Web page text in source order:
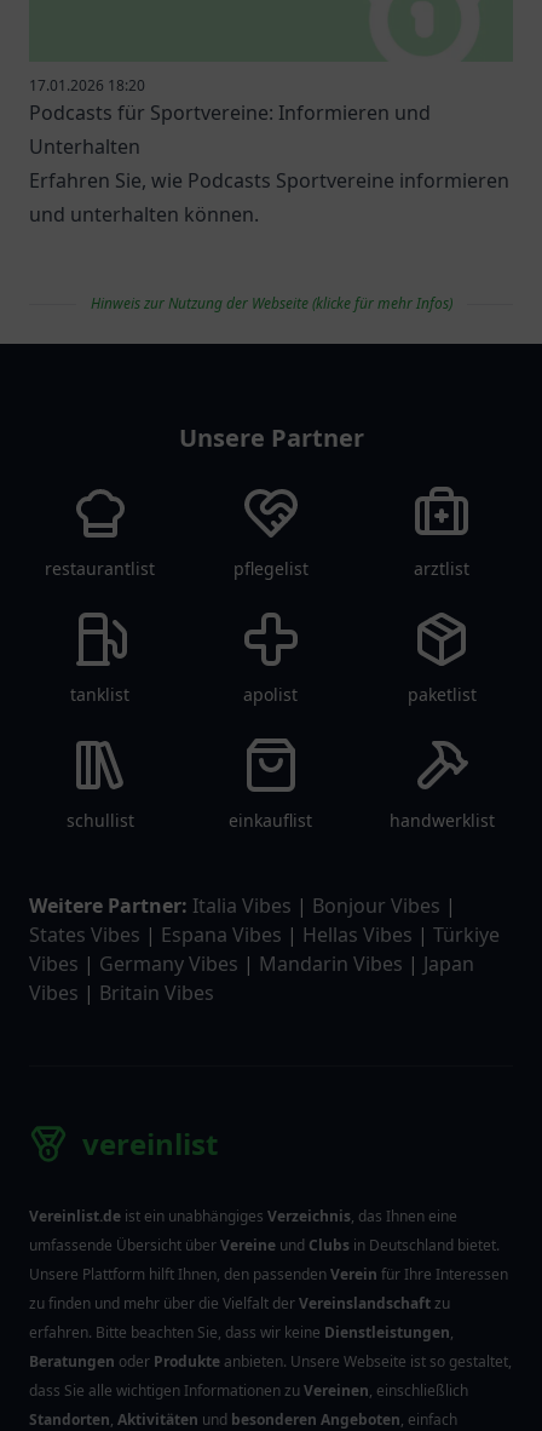
17.01.2026 18:20
Podcasts für Sportvereine: Informieren und
Unterhalten
Erfahren Sie, wie Podcasts Sportvereine informieren
und unterhalten können.
Hinweis zur Nutzung der Webseite (klicke für mehr Infos)
Unsere Partner
restaurantlist pflegelist arztlist
tanklist apolist paketlist
schullist einkauflist handwerklist
Weitere Partner: Italia Vibes | Bonjour Vibes |
States Vibes | Espana Vibes | Hellas Vibes | Türkiye
Vibes | Germany Vibes | Mandarin Vibes | Japan
Vibes | Britain Vibes
vereinlist
Vereinlist.de ist ein unabhängiges Verzeichnis, das Ihnen eine
umfassende Übersicht überVereine und Clubs in Deutschland bietet.
Unsere Plattform hilft Ihnen, den passendenVerein für Ihre Interessen
zu finden und mehr über die Vielfalt derVereinslandschaftzu
erfahren. Bitte beachten Sie, dass wir keine Dienstleistungen,
Beratungen oder Produkte anbieten. Unsere Webseite ist so gestaltet,
dass Sie alle wichtigen Informationen zu Vereinen, einschließlich
Standorten, Aktivitäten und besonderen Angeboten, einfach